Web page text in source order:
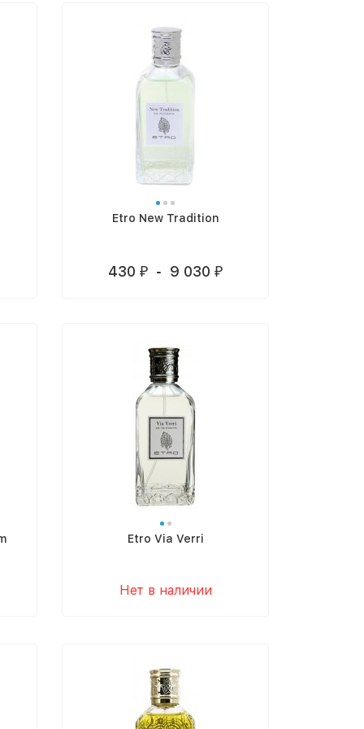
Etro New Tradition
430 ₽ - 9 030 ₽
Etro Via Verri
Нет в наличии